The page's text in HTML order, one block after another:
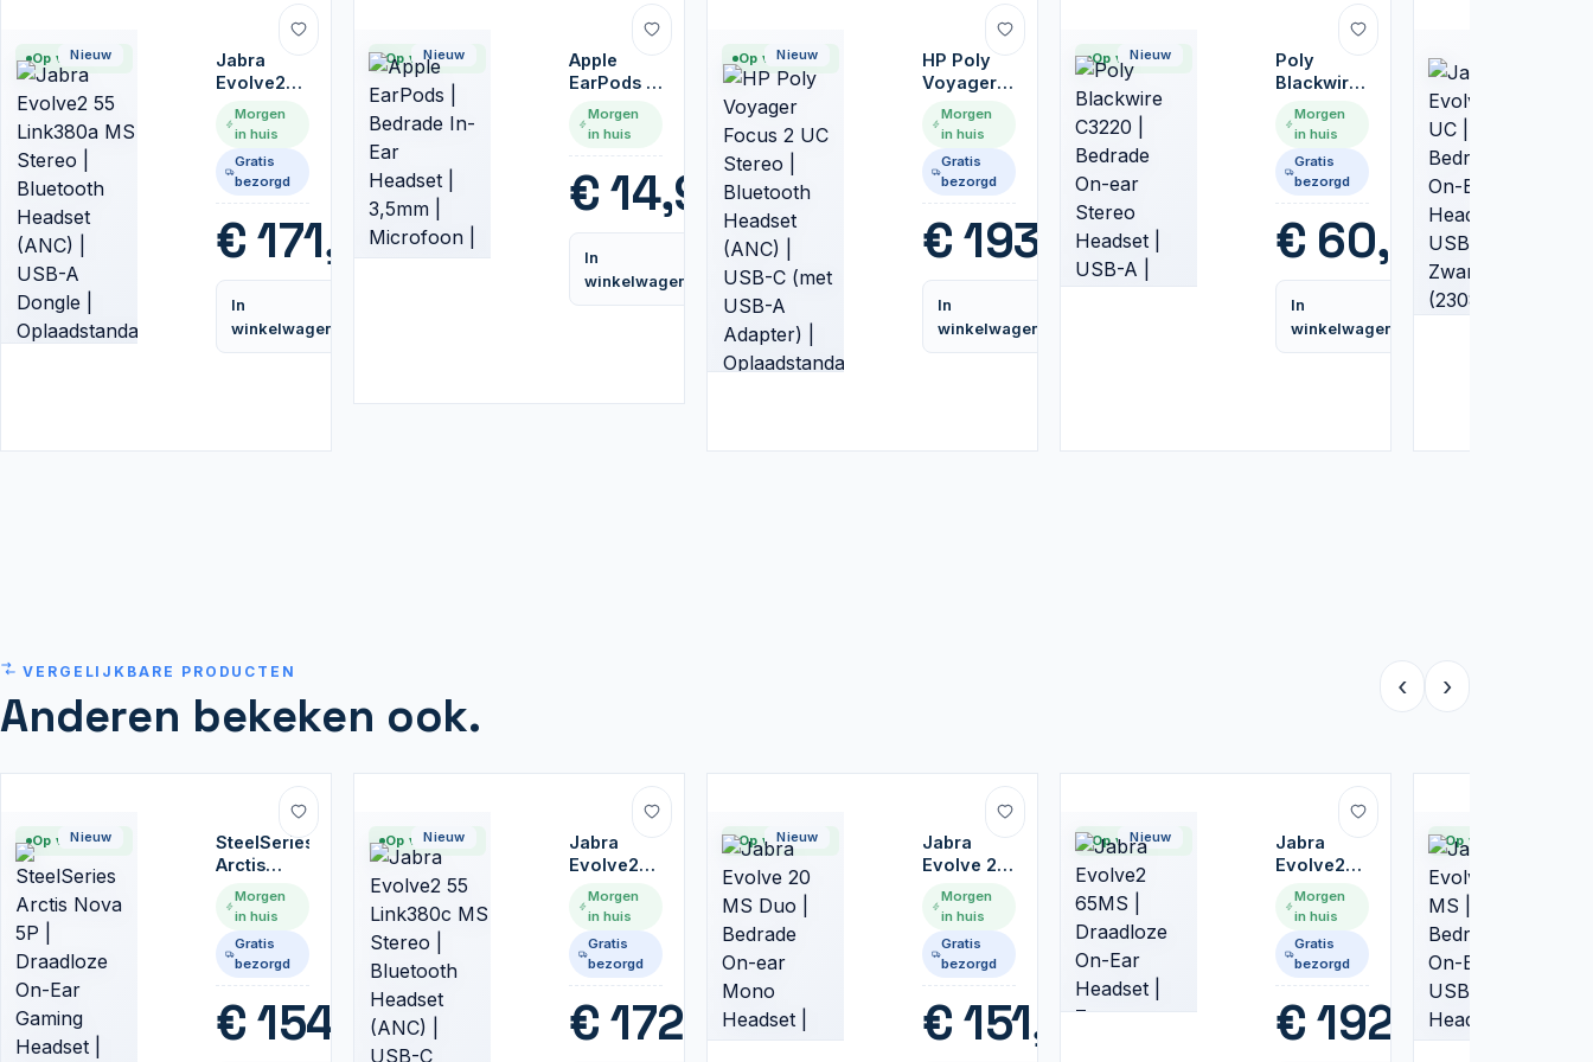
Op voorraad
Nieuw
Jabra
Evolve2
55
Link380a
Bluetooth
Headset
(ANC) |
USB-A
Dongle |
Oplaadstandaard
| Zwart
Morgen
in huis
Gratis
bezorgd
€171,99
In
winkelwagen
Op voorraad
Nieuw
Apple
EarPods |
Bedrade
In-Ear
3,5mm |
Microfoon
| Wit
Morgen
in huis
€14,95
In
winkelwagen
Vergelijk
Op voorraad
Nieuw
HP Poly
Voyager
Focus 2
UC Stereo
Bluetooth
Headset
(ANC) |
USB-C
(met USB-
A Adapter)
Oplaadstandaard
| Zwart
Morgen
in huis
Gratis
bezorgd
€193,99
In
winkelwagen
Op voorraad
Nieuw
Poly
Blackwire
C3220 |
Bedrade
Stereo
Headset |
USB-A |
Zwart
Morgen
in huis
Gratis
bezorgd
€ 60,95
In
winkelwagen
Vergelijk
VERGELIJKBARE PRODUCTEN
Anderen bekeken ook.
‹ ›
Op voorraad
Nieuw
SteelSeries
Arctis
Nova 5P |
Draadloze
Gaming
Headset |
Bluetooth
+ RF USB-
C | Zwart
Morgen
in huis
Gratis
bezorgd
€154,99
Op voorraad
Nieuw
Jabra
Evolve2
55
Link380c
Bluetooth
Headset
(ANC) |
USB-C
Morgen
in huis
Gratis
bezorgd
€172,99
Op voorraad
Nieuw
Jabra
Evolve 20
MS Duo |
Bedrade
Mono
Headset |
Zwart
Morgen
in huis
Gratis
bezorgd
€151,99
Op voorraad
Nieuw
Jabra
Evolve2
65MS |
Draadloze
Headset |
Morgen
in huis
Gratis
bezorgd
€192,99
Op voorraad